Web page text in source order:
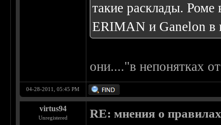
такие расклады.
ERIMAN и Ganelon в
они...."в непонятках
04-28-2011, 05:45 PM
virtus94
Unregistered RE: мнения о